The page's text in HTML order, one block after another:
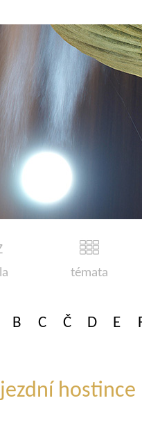
témata
B C Č D E
hostince